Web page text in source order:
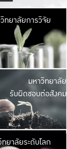
มหาวิ
มีพื้นที่เขียวสดใส
เป็นป่าในเมือง เกษต
ทยาลัยการวิจัย
มหาวิ
ค
เปิดประ
และพบเรื่องราวใ
มหาวิทยาลัย
รับผิดชอบต่อสังคม
มหาวิ
ยาลัยระดับโลก